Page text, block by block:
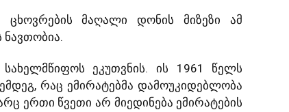
მაღალი დონის მიზეზი ამ
ნავთობია.
ეკუთვნის. ის 1961 წელს
რაც ემირატებმა დამოუკიდებლობა
ერთი წვეთი არ მიედინება ემირატების